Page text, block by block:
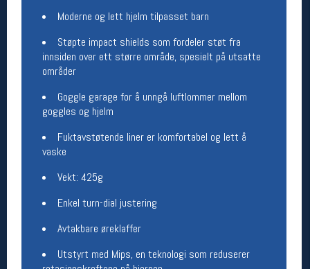
Moderne og lett hjelm tilpasset barn
Støpte impact shields som fordeler støt fra
innsiden over ett større område, spesielt på utsatte
områder
Goggle garage for å unngå luftlommer mellom
goggles og hjelm
Fuktavstøtende liner er komfortabel og lett å
vaske
Vekt: 425g
Enkel turn-dial justering
Avtakbare øreklaffer
Utstyrt med Mips, en teknologi som reduserer
Personsvernerklæring
Bærekraft
Org. nr: 976754360
Ledige stillinger
Følg oss på